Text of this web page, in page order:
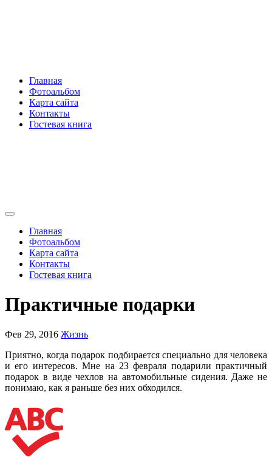
Главная
Фотоальбом
Карта сайта
Контакты
Гостевая книга
Главная
Фотоальбом
Карта сайта
Контакты
Гостевая книга
Практичные подарки
Фев 29, 2016 Жизнь
Приятно, когда подарок подбирается специально для человека
и его интересов. Мне на 23 февраля подарили практичный
подарок в виде чехлов на автомобильные сидения. Даже не
понимаю, как я раньше без них обходился.